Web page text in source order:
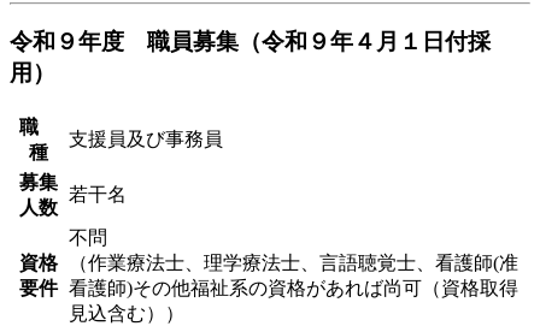
令和９年度 職員募集（令和９年４月１日付採
用）
職
種
支援員及び事務員
募集
人数
若干名
資格
要件
不問
（作業療法士、理学療法士、言語聴覚士、看護師(准
看護師)その他福祉系の資格があれば尚可（資格取得
見込含む））